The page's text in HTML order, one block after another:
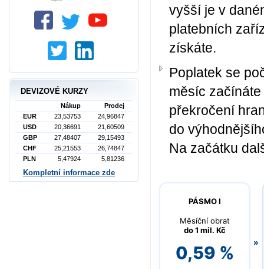
vyšší je v
platebních
získáte.
Poplatek se
měsíc
překročení
do
Na začátku
PÁSMO I
Měsíční obrat
do 1 mil. Kč
0,59 %
»
DEVIZOVÉ KURZY
Nákup
Prodej
EUR
23,53753
24,96847
USD
20,36691
21,60509
GBP
27,48407
29,15493
CHF
25,21553
26,74847
PLN
5,47924 5,81236
Kompletní informace zde